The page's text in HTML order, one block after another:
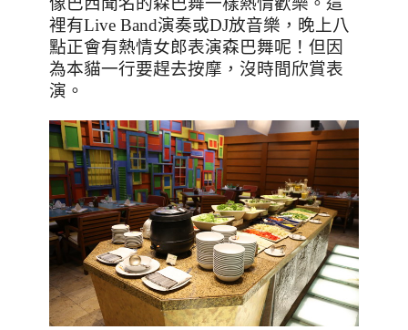
裡有Live Band演奏或DJ放音樂，晚上八
點正會有熱情女郎表演森巴舞呢！但因
為本貓一行要趕去按摩，沒時間欣賞表
演。